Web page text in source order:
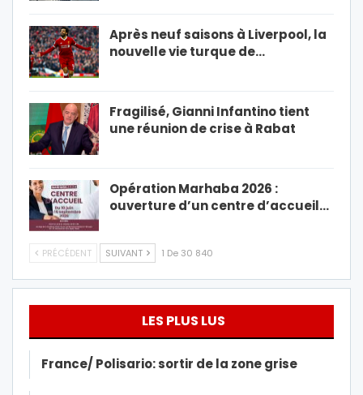
Après neuf saisons à Liverpool, la
nouvelle vie turque de…
Fragilisé, Gianni Infantino tient
une réunion de crise à Rabat
Opération Marhaba 2026 :
ouverture d’un centre d’accueil…
PRÉCÉDENT SUIVANT 1 De 30 840
LES PLUS LUS
France/ Polisario: sortir de la zone grise